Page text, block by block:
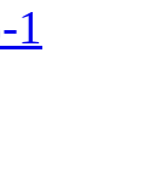
1